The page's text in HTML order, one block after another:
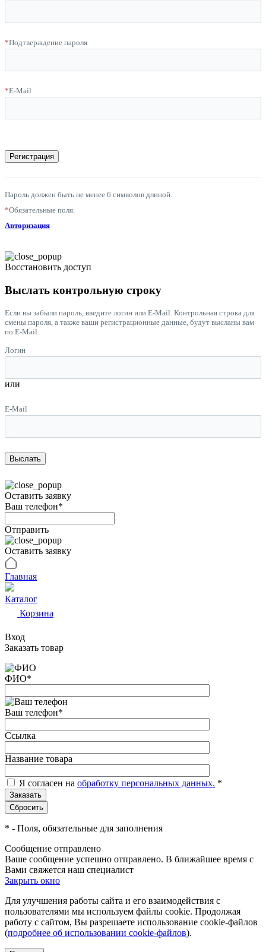
*Подтверждение пароля
*E-Mail
Пароль должен быть не менее 6 символов длиной.
*Обязательные поля.
Авторизация
Восстановить доступ
Выслать контрольную строку
Если вы забыли пароль, введите логин или E-Mail. Контрольная строка для
смены пароля, а также ваши регистрационные данные, будут высланы вам
по E-Mail.
Логин
или
E-Mail
Оставить заявку
Ваш телефон*
Отправить
Оставить заявку
Главная
Каталог
Корзина
Вход
Заказать товар
ФИО*
Ваш телефон*
Ссылка
Название товара
Я согласен на обработку персональных данных. *
* - Поля, обязательные для заполнения
Сообщение отправлено
Ваше сообщение успешно отправлено. В ближайшее время с
Вами свяжется наш специалист
Закрыть окно
Для улучшения работы сайта и его взаимодействия с
пользователями мы используем файлы cookie. Продолжая
работу с сайтом, Вы разрешаете использование cookie-файлов
(подробнее об использовании cookie-файлов).